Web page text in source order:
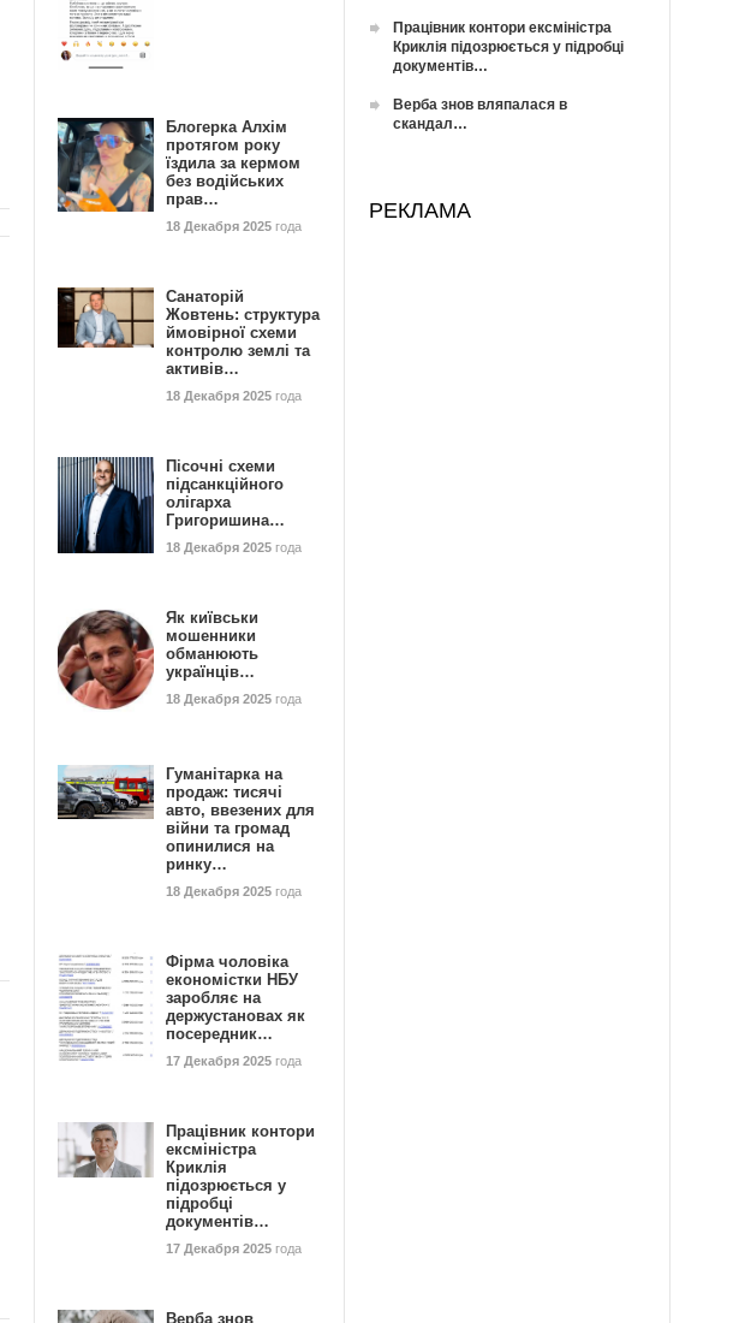
Блогерка Алхім
протягом року
їздила за кермом
без водійських
прав…
18 Декабря 2025 года
Санаторій
Жовтень: структура
ймовірної схеми
контролю землі та
активів…
18 Декабря 2025 года
Пісочні схеми
підсанкційного
олігарха
Григоришина…
18 Декабря 2025 года
Як київськи
мошенники
обманюють
українців…
18 Декабря 2025 года
Гуманітарка на
продаж: тисячі
авто, ввезених для
війни та громад
опинилися на
ринку…
18 Декабря 2025 года
Фірма чоловіка
економістки НБУ
заробляє на
держустановах як
посередник…
17 Декабря 2025 года
Працівник контори
ексміністра
Криклія
підозрюється у
підробці
документів…
17 Декабря 2025 года
Верба знов
Працівник контори ексміністра
Криклія підозрюється у підробці
документів…
Верба знов вляпалася в
скандал…
РЕКЛАМА